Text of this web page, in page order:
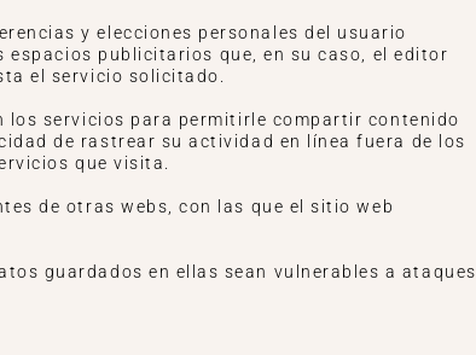
y elecciones personales del usuario
publicitarios que, en su caso, el editor
el servicio solicitado.
los servicios para permitirle compartir contenido
de rastrear su actividad en línea fuera de los
que visita.
de otras webs, con las que el sitio web
guardados en ellas sean vulnerables a ataques